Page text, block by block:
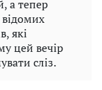
а тепер
які
цей вечір
сліз.